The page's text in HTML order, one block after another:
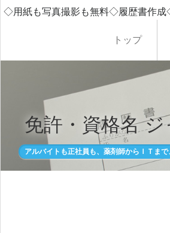
◇用紙も写真撮影も無料◇履歴書作
トップ
免許・資格名
アルバイトも正社員も、薬剤師からＩＴま